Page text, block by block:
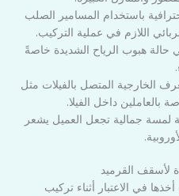
باستخدام المسامير الصلب
اللازم في عملية التركيب.
هبوب الرياح الشديدة خاصةً
الخارجية المتصل بالفيلات مثل
بالعاملين داخل الفيلا.
لمسة جمالية تجعل العميل يشعر
لأسقف القرميد
في الاعتبار أثناء تركيب